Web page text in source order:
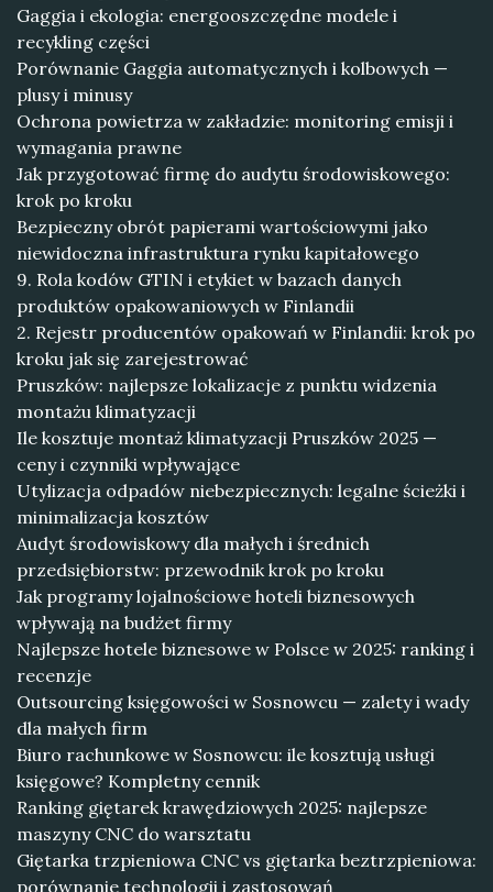
Gaggia i ekologia: energooszczędne modele i
recykling części
Porównanie Gaggia automatycznych i kolbowych —
plusy i minusy
Ochrona powietrza w zakładzie: monitoring emisji i
wymagania prawne
Jak przygotować firmę do audytu środowiskowego:
krok po kroku
Bezpieczny obrót papierami wartościowymi jako
niewidoczna infrastruktura rynku kapitałowego
9. Rola kodów GTIN i etykiet w bazach danych
produktów opakowaniowych w Finlandii
2. Rejestr producentów opakowań w Finlandii: krok po
kroku jak się zarejestrować
Pruszków: najlepsze lokalizacje z punktu widzenia
montażu klimatyzacji
Ile kosztuje montaż klimatyzacji Pruszków 2025 —
ceny i czynniki wpływające
Utylizacja odpadów niebezpiecznych: legalne ścieżki i
minimalizacja kosztów
Audyt środowiskowy dla małych i średnich
przedsiębiorstw: przewodnik krok po kroku
Jak programy lojalnościowe hoteli biznesowych
wpływają na budżet firmy
Najlepsze hotele biznesowe w Polsce w 2025: ranking i
recenzje
Outsourcing księgowości w Sosnowcu — zalety i wady
dla małych firm
Biuro rachunkowe w Sosnowcu: ile kosztują usługi
księgowe? Kompletny cennik
Ranking giętarek krawędziowych 2025: najlepsze
maszyny CNC do warsztatu
Giętarka trzpieniowa CNC vs giętarka beztrzpieniowa:
porównanie technologii i zastosowań